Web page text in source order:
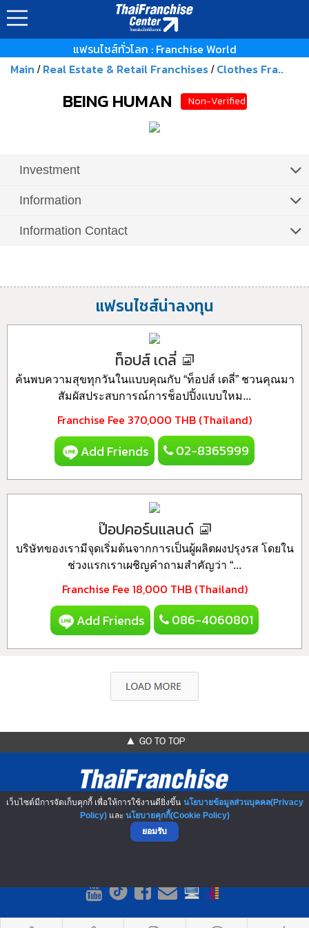
แฟรนไชส์ทั่วโลก : Franchise World
Main / Real Estate & Retail Franchises / Clothes Fra..
BEING HUMAN Non-Verified
Investment
Information
Information Contact
แฟรนไชส์น่าลงทุน
ท็อปส์ เดลี่
ค้นพบความสุขทุกวันในแบบคุณกับ “ท็อปส์ เดลี่” ชวนคุณมา
สัมผัสประสบการณ์การช็อปปิ้งแบบใหม...
Franchise Fee 370,000 THB (Thailand)
Add Friends 02-8365999
ป๊อปคอร์นแลนด์
บริษัทของเรามีจุดเริ่มต้นจากการเป็นผู้ผลิตผงปรุงรส โดยใน
ช่วงแรกเราเผชิญคำถามสำคัญว่า “...
Franchise Fee 18,000 THB (Thailand)
Add Friends 086-4060801
▲ GO TO TOP
เว็บไซต์มีการจัดเก็บคุกกี้ เพื่อให้การใช้งานดียิ่งขึ้น นโยบายข้อมูลส่วนบุคคล(Privacy
Policy)และ นโยบายคุกกี้(Cookie Policy)
ยอมรับ